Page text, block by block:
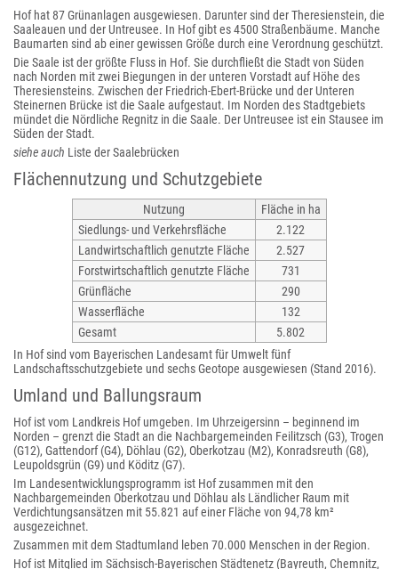
Hof hat 87 Grünanlagen ausgewiesen. Darunter sind der Theresienstein, die
Saaleauen und der Untreusee. In Hof gibt es 4500 Straßenbäume. Manche
Baumarten sind ab einer gewissen Größe durch eine Verordnung geschützt.
Die Saale ist der größte Fluss in Hof. Sie durchfließt die Stadt von Süden
nach Norden mit zwei Biegungen in der unteren Vorstadt auf Höhe des
Theresiensteins. Zwischen der Friedrich-Ebert-Brücke und der Unteren
Steinernen Brücke ist die Saale aufgestaut. Im Norden des Stadtgebiets
mündet die Nördliche Regnitz in die Saale. Der Untreusee ist ein Stausee im
Süden der Stadt.
siehe auch Liste der Saalebrücken
Flächennutzung und Schutzgebiete
Nutzung
Fläche in ha
Siedlungs- und Verkehrsfläche
2.122
Landwirtschaftlich genutzte Fläche
2.527
Forstwirtschaftlich genutzte Fläche
731
Grünfläche
290
Wasserfläche
132
Gesamt
5.802
In Hof sind vom Bayerischen Landesamt für Umwelt fünf
Landschaftsschutzgebiete und sechs Geotope ausgewiesen (Stand 2016).
Umland und Ballungsraum
Hof ist vom Landkreis Hof umgeben. Im Uhrzeigersinn – beginnend im
Norden – grenzt die Stadt an die Nachbargemeinden Feilitzsch (G3), Trogen
(G12), Gattendorf (G4), Döhlau (G2), Oberkotzau (M2), Konradsreuth (G8),
Leupoldsgrün (G9) und Köditz (G7).
Im Landesentwicklungsprogramm ist Hof zusammen mit den
Nachbargemeinden Oberkotzau und Döhlau als Ländlicher Raum mit
Verdichtungsansätzen mit 55.821 auf einer Fläche von 94,78 km²
ausgezeichnet.
Zusammen mit dem Stadtumland leben 70.000 Menschen in der Region.
Hof ist Mitglied im Sächsisch-Bayerischen Städtenetz (Bayreuth, Chemnitz,